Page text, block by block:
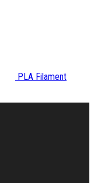
PLA Filament